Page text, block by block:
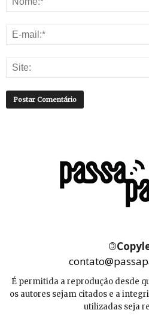
©
É permitida a reprodução desde
os autores sejam citados e a
utilizadas seja